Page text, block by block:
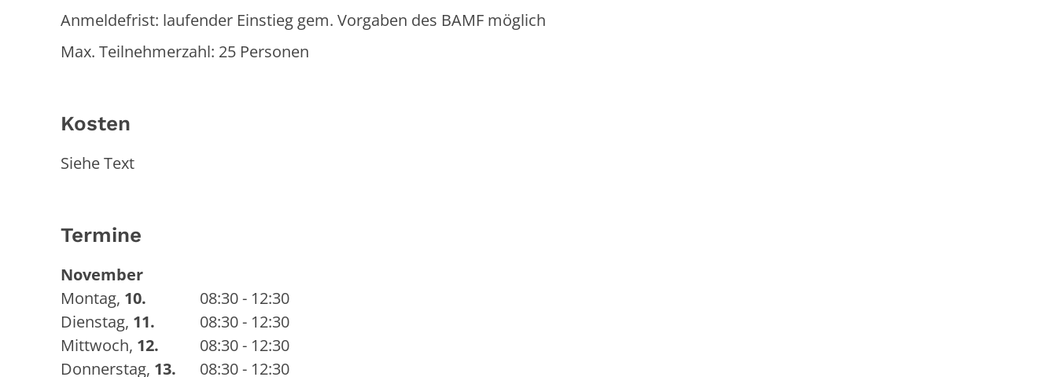
Anmeldefrist: laufender Einstieg gem. Vorgaben des BAMF möglich
Max. Teilnehmerzahl: 25 Personen
Kosten
Siehe Text
Termine
November
Montag, 10.
08:30 - 12:30
Dienstag, 11.
08:30 - 12:30
Mittwoch, 12.
08:30 - 12:30
Donnerstag, 13.
08:30 - 12:30